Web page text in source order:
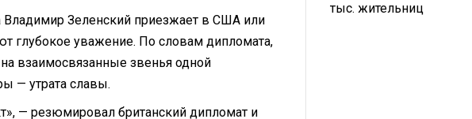
Владимир Зеленский приезжает в США или
глубокое уважение. По словам дипломата,
взаимосвязанные звенья одной
— утрата славы.
— резюмировал британский дипломат и
тыс. жительниц